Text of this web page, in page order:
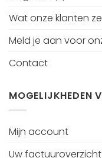
Wat onze klanten
Meld je aan voor
Contact
MOGELIJKHEDEN
Mijn account
Uw